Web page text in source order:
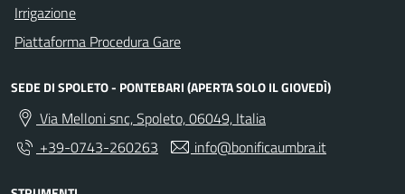
Irrigazione
Piattaforma Procedura Gare
SEDE DI SPOLETO - PONTEBARI (APERTA SOLO IL GIOVEDÌ)
Via Melloni snc, Spoleto, 06049, Italia
+39-0743-260263
info@bonificaumbra.it